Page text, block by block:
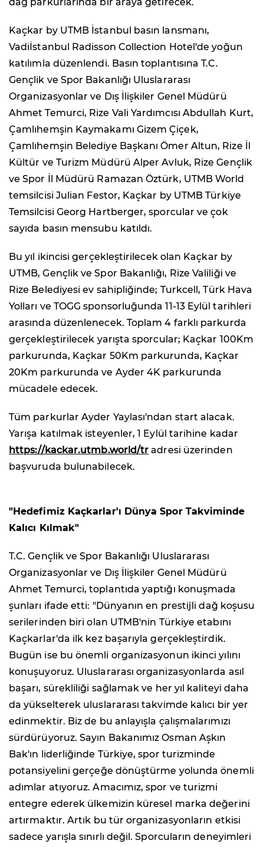
Kaçkar by UTMB İstanbul basın lansmanı,
Vadiİstanbul Radisson Collection Hotel'de yoğun
katılımla düzenlendi. Basın toplantısına T.C.
Gençlik ve Spor Bakanlığı Uluslararası
Organizasyonlar ve Dış İlişkiler Genel Müdürü
Ahmet Temurci, Rize Vali Yardımcısı Abdullah Kurt,
Çamlıhemşin Kaymakamı Gizem Çiçek,
Çamlıhemşin Belediye Başkanı Ömer Altun, Rize İl
Kültür ve Turizm Müdürü Alper Avluk, Rize Gençlik
ve Spor İl Müdürü Ramazan Öztürk, UTMB World
temsilcisi Julian Festor, Kaçkar by UTMB Türkiye
Temsilcisi Georg Hartberger, sporcular ve çok
sayıda basın mensubu katıldı.
Bu yıl ikincisi gerçekleştirilecek olan Kaçkar by
UTMB, Gençlik ve Spor Bakanlığı, Rize Valiliği ve
Rize Belediyesi ev sahipliğinde; Turkcell, Türk Hava
Yolları ve TOGG sponsorluğunda 11-13 Eylül tarihleri
arasında düzenlenecek. Toplam 4 farklı parkurda
gerçekleştirilecek yarışta sporcular; Kaçkar 100Km
parkurunda, Kaçkar 50Km parkurunda, Kaçkar
20Km parkurunda ve Ayder 4K parkurunda
mücadele edecek.
Tüm parkurlar Ayder Yaylası'ndan start alacak.
Yarışa katılmak isteyenler, 1 Eylül tarihine kadar
https://kackar.utmb.world/tr adresi üzerinden
başvuruda bulunabilecek.
"Hedefimiz Kaçkarlar'ı Dünya Spor Takviminde
Kalıcı Kılmak"
T.C. Gençlik ve Spor Bakanlığı Uluslararası
Organizasyonlar ve Dış İlişkiler Genel Müdürü
Ahmet Temurci, toplantıda yaptığı konuşmada
şunları ifade etti: "Dünyanın en prestijli dağ koşusu
serilerinden biri olan UTMB'nin Türkiye etabını
Kaçkarlar'da ilk kez başarıyla gerçekleştirdik.
Bugün ise bu önemli organizasyonun ikinci yılını
konuşuyoruz. Uluslararası organizasyonlarda asıl
başarı, sürekliliği sağlamak ve her yıl kaliteyi daha
da yükselterek uluslararası takvimde kalıcı bir yer
edinmektir. Biz de bu anlayışla çalışmalarımızı
sürdürüyoruz. Sayın Bakanımız Osman Aşkın
Bak'ın liderliğinde Türkiye, spor turizminde
potansiyelini gerçeğe dönüştürme yolunda önemli
adımlar atıyoruz. Amacımız, spor ve turizmi
entegre ederek ülkemizin küresel marka değerini
artırmaktır. Artık bu tür organizasyonların etkisi
sadece yarışla sınırlı değil. Sporcuların deneyimleri